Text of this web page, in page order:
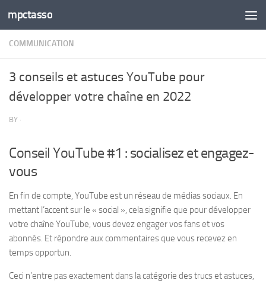
Skip to content
mpctasso
COMMUNICATION
3 conseils et astuces YouTube pour
développer votre chaîne en 2022
BY ·
Conseil YouTube #1 : socialisez et engagez-
vous
En fin de compte, YouTube est un réseau de médias sociaux. En
mettant l’accent sur le « social », cela signifie que pour développer
votre chaîne YouTube, vous devez engager vos fans et vos
abonnés. Et répondre aux commentaires que vous recevez en
temps opportun.
Ceci n’entre pas exactement dans la catégorie des trucs et astuces,